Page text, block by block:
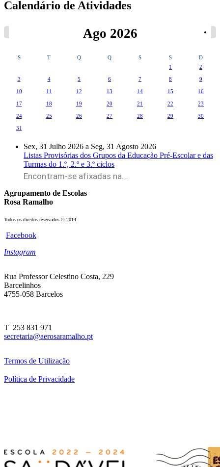
Calendário de Atividades
Ago 2026
S T Q Q S S
D
1
2
3 4 5 6 7 8 9
10 11 12 13 14 15 16
17 18 19 20 21 22 23
24 25 26 27 28 29 30
31
Sex, 31 Julho 2026 a Seg, 31 Agosto 2026
Listas Provisórias dos Grupos da Educação Pré-Escolar e das
Turmas do 1.º, 2.º e 3.º ciclos
Encontram-se afixadas na...
Agrupamento de Escolas
Rosa Ramalho
Todos os direitos reservados © 2014
Facebook
Instagram
Rua Professor Celestino Costa, 229
Barcelinhos
4755-058 Barcelos
T 253 831 971
secretaria@aerosaramalho.pt
Termos de Utilização
Política de Privacidade